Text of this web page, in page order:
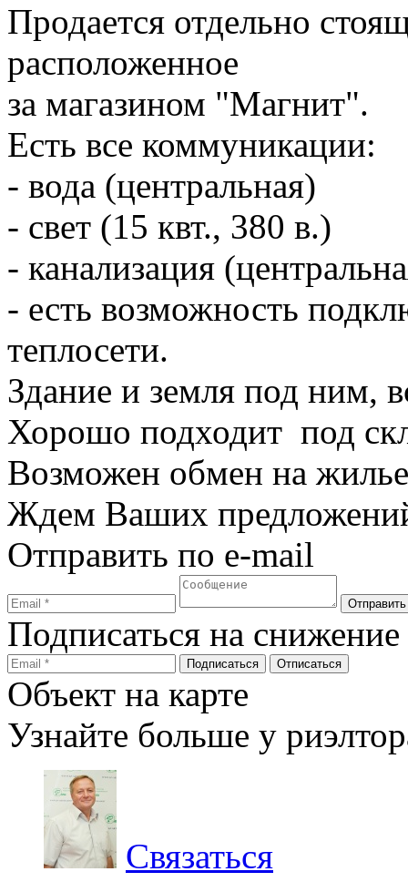
Продается отдельно
расположенное
за магазином "Магнит".
Есть все коммуникации:
- вода (центральная)
- свет (15 квт., 380 в.)
- канализация
- есть возможность
теплосети.
Здание и земля под ним,
Хорошо подходит под
Возможен обмен на
Ждем Ваших
Отправить по e-mail
Подписаться на
Объект на карте
Узнайте больше у
Связаться